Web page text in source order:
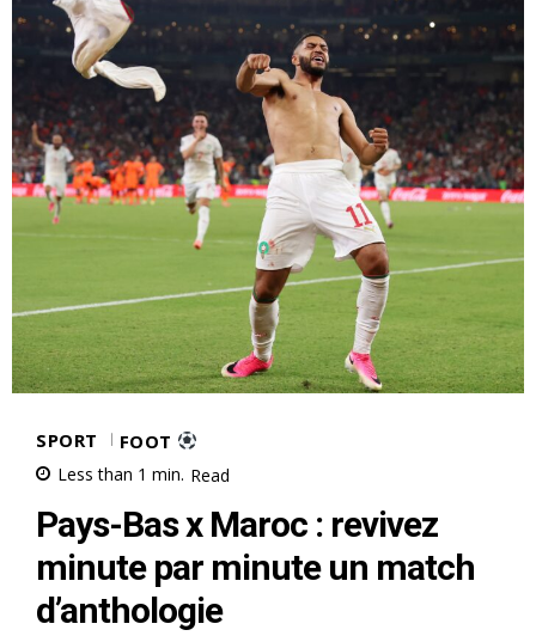
SPORT FOOT
Less than 1 min. Read
Pays-Bas x Maroc : revivez
minute par minute un match
d’anthologie